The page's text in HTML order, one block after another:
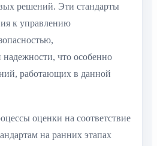
решений. Эти стандарты
к управлению
что особенно
работающих в данной
оценки на соответствие
на ранних этапах